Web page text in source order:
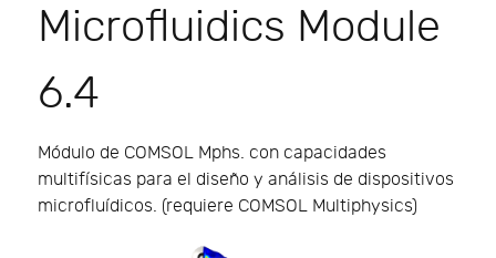
Microfluidics Module
6.4
Módulo de COMSOL Mphs. con capacidades
multifísicas para el diseño y análisis de dispositivos
microfluídicos. (requiere COMSOL Multiphysics)